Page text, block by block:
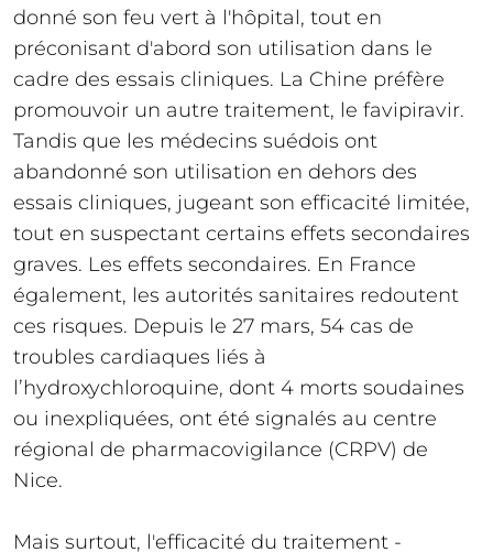
donné son feu vert à l'hôpital, tout en
préconisant d'abord son utilisation dans le
cadre des essais cliniques. La Chine préfère
promouvoir un autre traitement, le favipiravir.
Tandis que les médecins suédois ont
abandonné son utilisation en dehors des
essais cliniques, jugeant son efficacité limitée,
tout en suspectant certains effets secondaires
graves. Les effets secondaires. En France
également, les autorités sanitaires redoutent
ces risques. Depuis le 27 mars, 54 cas de
troubles cardiaques liés à
l’hydroxychloroquine, dont 4 morts soudaines
ou inexpliquées, ont été signalés au centre
régional de pharmacovigilance (CRPV) de
Nice.
Mais surtout, l'efficacité du traitement -